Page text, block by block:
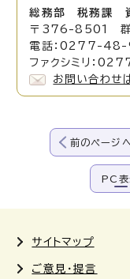
総務部 税務課 資
〒376-8501 群
電話：0277-
ファクシミリ：
お問い合わせ
前のページ
PC表
サイトマップ
ご意見・提言